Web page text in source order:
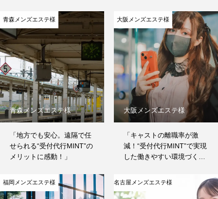
青森メンズエステ様
青森メンズエステ様
「地方でも安心。遠隔で任
せられる“受付代行MINT”の
メリットに感動！」
大阪メンズエステ様
大阪メンズエステ様
「キャストの離職率が激
減！“受付代行MINT”で実現
した働きやすい環境づく
福岡メンズエステ様 名古屋メンズエステ様